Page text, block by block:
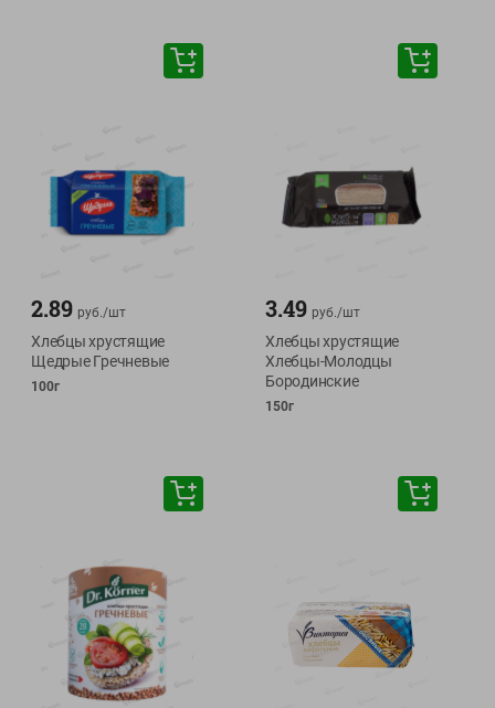
2.89 руб./шт
Хлебцы хрустящие
Щедрые Гречневые
100г
3.49 руб./шт
Хлебцы хрустящие
Хлебцы-Молодцы
Бородинские
150г